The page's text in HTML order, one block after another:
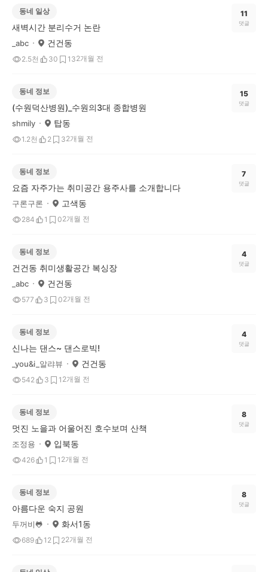
동네 일상
새벽시간 분리수거 논란
_abc 건건동
2.5천 30 132개월 전
11
댓글
동네 정보
(수원덕산병원)_수원의3대 종합병원
shmily 탑동
1.2천 2 32개월 전
15
댓글
동네 정보
요즘 자주가는 취미공간 용주사를 소개합니다
구론구론 고색동
284 1 02개월 전
7
댓글
동네 정보
건건동 취미생활공간 복싱장
_abc 건건동
577 3 02개월 전
4
댓글
동네 정보
신나는 댄스~ 댄스로빅!
_you&i_알랴뷰 건건동
542 3 1 2개월 전
4
댓글
동네 정보
멋진 노을과 어울어진 호수보며 산책
조정용 입북동
426 1 1 2개월 전
8
댓글
동네 정보
아름다운 숙지 공원
두꺼비🐸 화서1동
689 12 22개월 전
8
댓글